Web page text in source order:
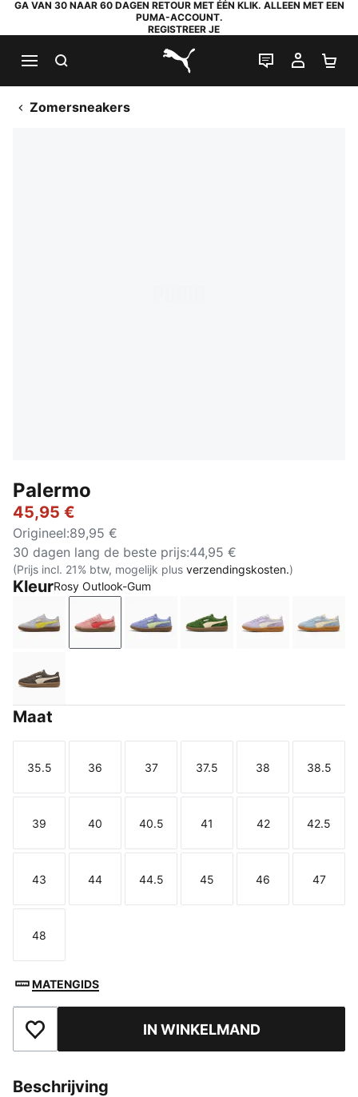
GA VAN 30 NAAR 60 DAGEN RETOUR MET ÉÉN KLIK. ALLEEN MET EEN
PUMA-ACCOUNT.
REGISTREER JE
PUMA.com
LIVE CHAT
MIJN
Zomersneakers
Palermo
45,95 €
Origineel:89,95 €
30 dagen lang de beste prijs:44,95 €
(Prijs incl. 21% btw, mogelijk plus verzendingskosten.)
KleurRosy Outlook-Gum
Vibrant Silver-GumRosy Outlook-GumIntense Lavender-Gum
Earthy Green-
Light Sea
Matte Bronze-Silver Fog
Maat
Maat
35.5
Maat
36
Maat
37
Maat
37.5
Maat
38
Maat
38.5
Maat
39
Maat
40
Maat
40.5
Maat
41
Maat
42
Maat
42.5
Maat
43
Maat
44
Maat
44.5
Maat
45
Maat
46
Maat
47
Maat
48
MATENGIDS
Toegevoegd aan favorietenIN WINKELMAND
Beschrijving